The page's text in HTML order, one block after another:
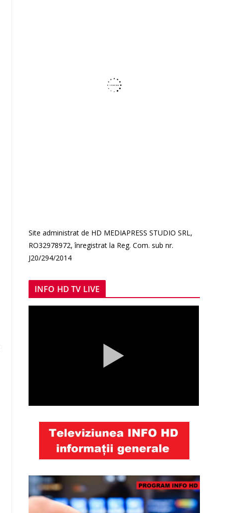
Site administrat de HD MEDIAPRESS STUDIO SRL,
RO32978972, înregistrat la Reg. Com. sub nr.
J20/294/2014
INFO HD TV LIVE